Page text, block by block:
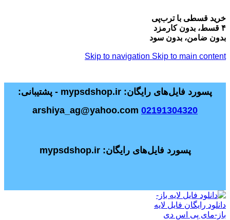
خرید قسطی با ترب‌پی
۴ قسط، بدون کارمزد
بدون ضامن، بدون سود
Skip to navigation Skip to main content
پسورد فایل‌های رایگان: mypsdshop.ir - پشتیبانی:
arshiya_ag@yahoo.com 02191304320
پسورد فایل‌های رایگان: mypsdshop.ir